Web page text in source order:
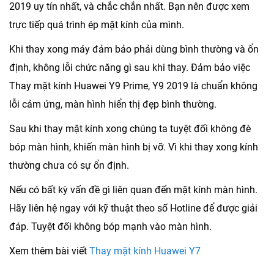
2019 uy tín nhất, và chắc chắn nhất. Bạn nên được xem
trực tiếp quá trình ép mặt kính của mình.
Khi thay xong máy đảm bảo phải dùng bình thường và ổn
định, không lỗi chức năng gì sau khi thay. Đảm bảo việc
Thay mặt kính Huawei Y9 Prime, Y9 2019 là chuẩn không
lỗi cảm ứng, màn hình hiển thị đẹp bình thường.
Sau khi thay mặt kính xong chúng ta tuyệt đối không đè
bóp màn hình, khiến màn hình bị vỡ. Vì khi thay xong kính
thường chưa có sự ổn định.
Nếu có bất kỳ vấn đề gì liên quan đến mặt kính màn hình.
Hãy liên hệ ngay với kỹ thuật theo số Hotline để được giải
đáp. Tuyệt đối không bóp mạnh vào màn hình.
Xem thêm bài viết Thay mặt kính Huawei Y7